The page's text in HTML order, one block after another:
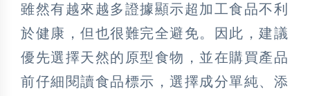
雖然有越來越多證據顯示超加工食品不利
於健康，但也很難完全避免。因此，建議
優先選擇天然的原型食物，並在購買產品
前仔細閱讀食品標示，選擇成分單純、添